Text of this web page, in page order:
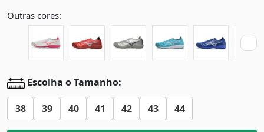
Outras cores:
Escolha o Tamanho:
38 39 40 41 42 43 44